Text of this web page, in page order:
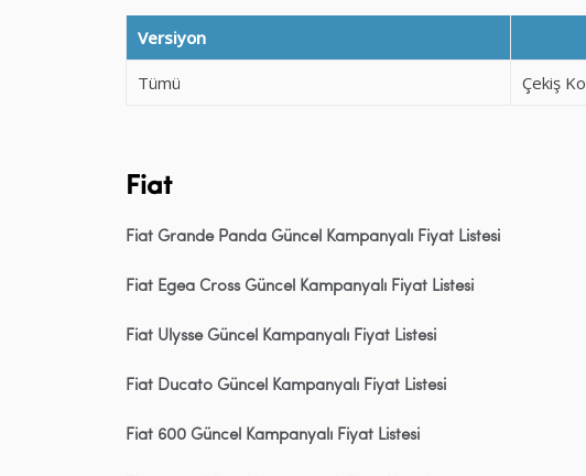
Versiyon
Tümü Çekiş
Fiat
Fiat Grande Panda Güncel Kampanyalı Fiyat Listesi
Fiat Egea Cross Güncel Kampanyalı Fiyat Listesi
Fiat Ulysse Güncel Kampanyalı Fiyat Listesi
Fiat Ducato Güncel Kampanyalı Fiyat Listesi
Fiat 600 Güncel Kampanyalı Fiyat Listesi